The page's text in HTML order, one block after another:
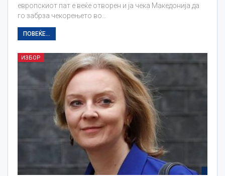
европскиот пат е веќе отворен и ја чека Македонија да
го забрза чекорењето во…
ПОВЕЌЕ...
ИЗБОР